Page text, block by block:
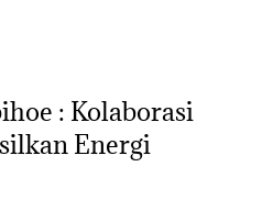
: Kolaborasi
Energi